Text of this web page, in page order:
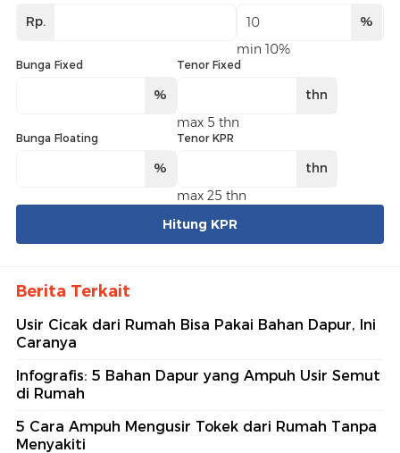
Rp.
%
min 10%
Bunga Fixed
%
Tenor Fixed
thn
max 5 thn
Bunga Floating
%
Tenor KPR
thn
max 25 thn
Hitung KPR
Berita Terkait
Usir Cicak dari Rumah Bisa Pakai Bahan Dapur, Ini
Caranya
Infografis: 5 Bahan Dapur yang Ampuh Usir Semut
di Rumah
5 Cara Ampuh Mengusir Tokek dari Rumah Tanpa
Menyakiti